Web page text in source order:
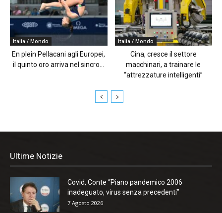
Italia / Mondo
En plein Pellacani agli Europei,
il quinto oro arriva nel sincro...
Italia / Mondo
Cina, cresce il settore
macchinari, a trainare le
“attrezzature intelligenti”
Ultime Notizie
Covid, Conte “Piano pandemico 2006
inadeguato, virus senza precedenti”
7 Agosto 2026